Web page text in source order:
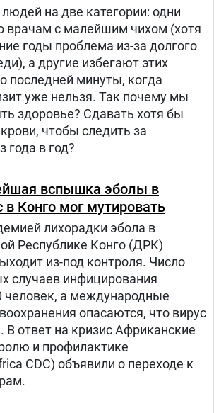
на две категории: одни
врачам с малейшим чихом (хотя
годы проблема из-за долгого
а другие избегают этих
последней минуты, когда
уже нельзя. Так почему мы
здоровье? Сдавать хотя бы
чтобы следить за
года в год?
вспышка эболы в
в Конго мог мутировать
лихорадки эбола в
Республике Конго (ДРК)
из-под контроля. Число
случаев инфицирования
человек, а международные
опасаются, что вирус
В ответ на кризис Африканские
и профилактике
CDC) объявили о переходе к